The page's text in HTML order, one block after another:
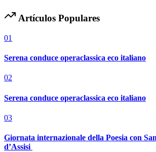
Artículos Populares
01
Serena conduce operaclassica eco italiano
02
Serena conduce operaclassica eco italiano
03
Giornata internazionale della Poesia con
d’Assisi